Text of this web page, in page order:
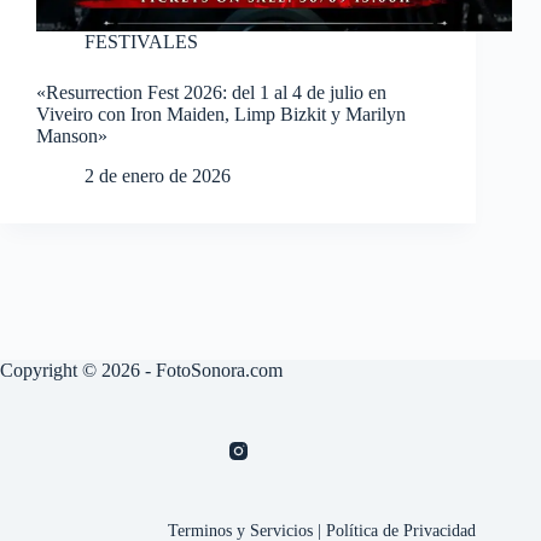
FESTIVALES
«Resurrection Fest 2026: del 1 al 4 de julio en
Viveiro con Iron Maiden, Limp Bizkit y Marilyn
Manson»
2 de enero de 2026
Copyright © 2026 - FotoSonora.com
Terminos y Servicios |Política de Privacidad